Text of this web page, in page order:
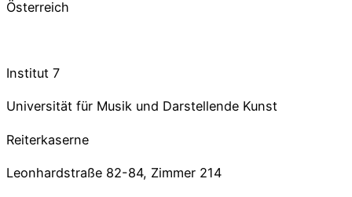
Österreich
Institut 7
Universität für Musik und Darstellende Kunst
Reiterkaserne
Leonhardstraße 82-84, Zimmer 214